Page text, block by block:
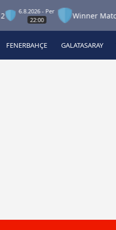
6.8.2026 - Per
22:00
Winner Match 3
FENERBAHÇE GALATASARAY